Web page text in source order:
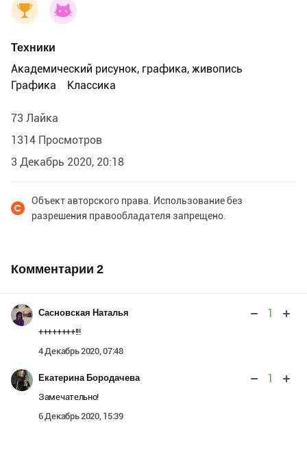
Техники
Академический рисунок, графика, живопись
Графика
Классика
73 Лайка
1314 Просмотров
3 Декабрь 2020, 20:18
Объект авторского права. Использование без
разрешения правообладателя запрещено.
Комментарии 2
Сасновская Наталья 1
++++++++!!!
4 Декабрь 2020, 07:48
Екатерина Бородачева 1
Замечательно!
6 Декабрь 2020, 15:39